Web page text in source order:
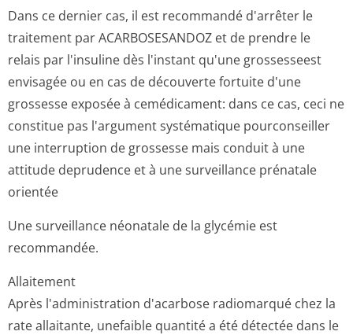
Dans ce dernier cas, il est recommandé d'arrêter le
traitement par ACARBOSESANDOZ et de prendre le
relais par l'insuline dès l'instant qu'une grossesseest
envisagée ou en cas de découverte fortuite d'une
grossesse exposée à cemédicament: dans ce cas, ceci ne
constitue pas l'argument systématique pourconseiller
une interruption de grossesse mais conduit à une
attitude deprudence et à une surveillance prénatale
orientée
Une surveillance néonatale de la glycémie est
recommandée.
Allaitement
Après l'administration d'acarbose radiomarqué chez la
rate allaitante, unefaible quantité a été détectée dans le